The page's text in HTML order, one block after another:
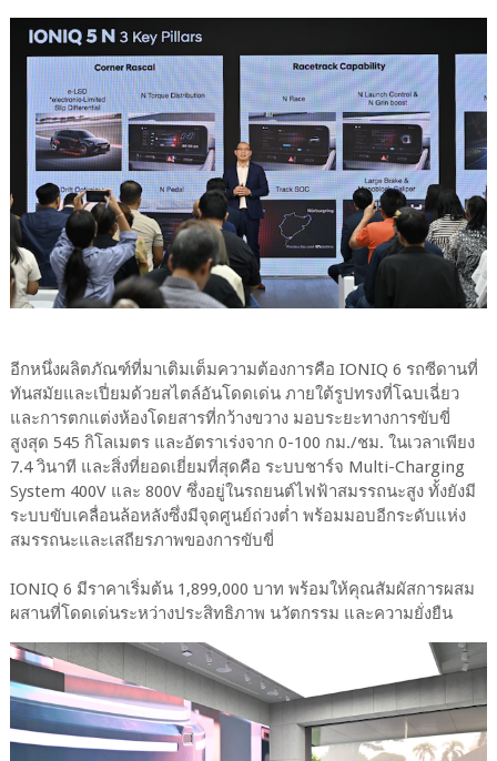
อีกหนึ่งผลิตภัณฑ์ที่มาเติมเต็มความต้องการคือ IONIQ 6 รถซีดานที่
ทันสมัยและเปี่ยมด้วยสไตล์อันโดดเด่น ภายใต้รูปทรงที่โฉบเฉี่ยว
และการตกแต่งห้องโดยสารที่กว้างขวาง มอบระยะทางการขับขี่
สูงสุด 545 กิโลเมตร และอัตราเร่งจาก 0-100 กม./ชม. ในเวลาเพียง
7.4 วินาที และสิ่งที่ยอดเยี่ยมที่สุดคือ ระบบชาร์จ Multi-Charging
System 400V และ 800V ซึ่งอยู่ในรถยนต์ไฟฟ้าสมรรถนะสูง ทั้งยังมี
ระบบขับเคลื่อนล้อหลังซึ่งมีจุดศูนย์ถ่วงต่ำ พร้อมมอบอีกระดับแห่ง
สมรรถนะและเสถียรภาพของการขับขี่
IONIQ 6 มีราคาเริ่มต้น 1,899,000 บาท พร้อมให้คุณสัมผัสการผสม
ผสานที่โดดเด่นระหว่างประสิทธิภาพ นวัตกรรม และความยั่งยืน